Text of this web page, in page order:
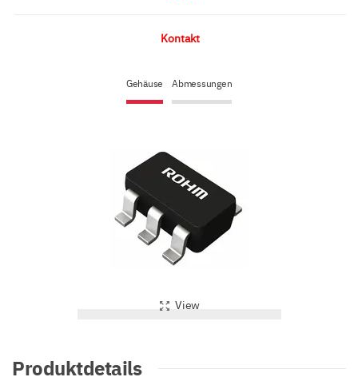
Gehäuse Abmessungen
View
Kontakt
Produktdetails